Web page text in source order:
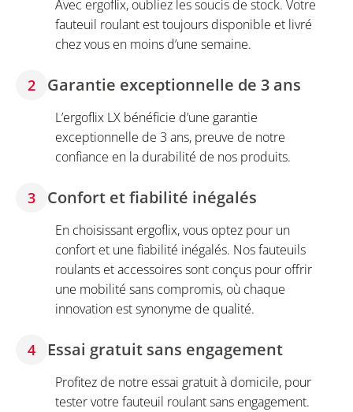
Avec ergoflix, oubliez les soucis de stock. Votre
fauteuil roulant est toujours disponible et livré
chez vous en moins d’une semaine.
2 Garantie exceptionnelle de 3 ans
L’ergoflix LX bénéficie d’une garantie
exceptionnelle de 3 ans, preuve de notre
confiance en la durabilité de nos produits.
3 Confort et fiabilité inégalés
En choisissant ergoflix, vous optez pour un
confort et une fiabilité inégalés. Nos fauteuils
roulants et accessoires sont conçus pour offrir
une mobilité sans compromis, où chaque
innovation est synonyme de qualité.
4 Essai gratuit sans engagement
Profitez de notre essai gratuit à domicile, pour
tester votre fauteuil roulant sans engagement.